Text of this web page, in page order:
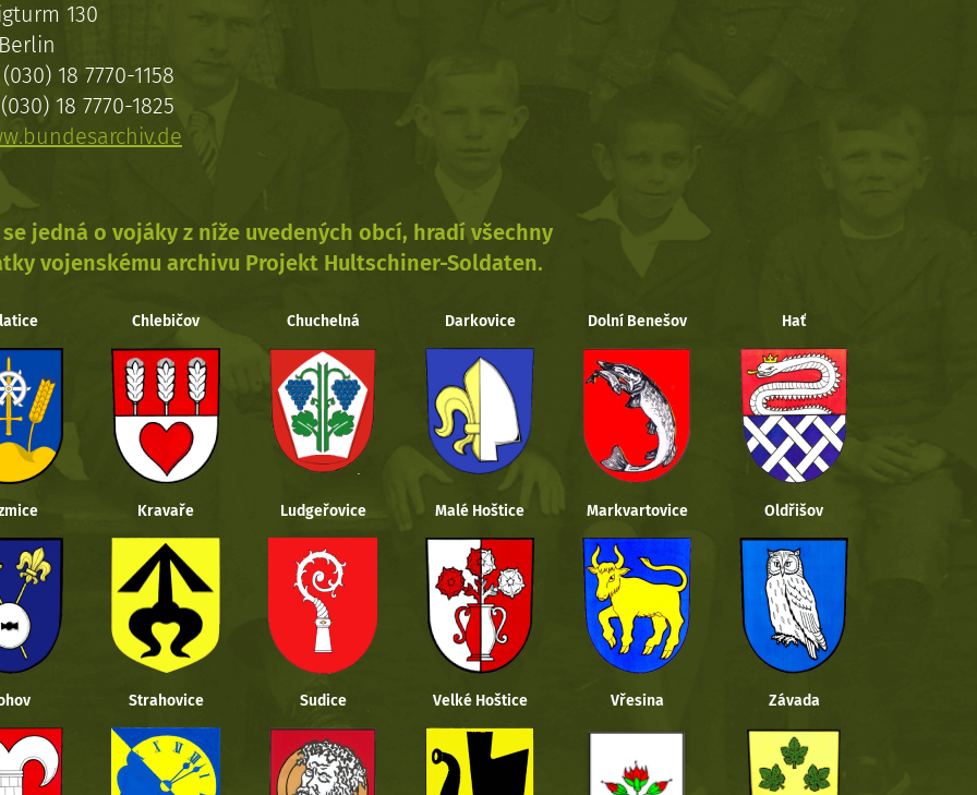
130
18 7770-1158
18 7770-1825
se jedná o vojáky z níže uvedených obcí, hradí všechny
vojenskému archivu Projekt Hultschiner-Soldaten.
Chlebičov Chuchelná Darkovice Dolní Benešov Hať
Kravaře Ludgeřovice Malé Hoštice Markvartovice Oldřišov
Strahovice Sudice Velké Hoštice Vřesina Závada